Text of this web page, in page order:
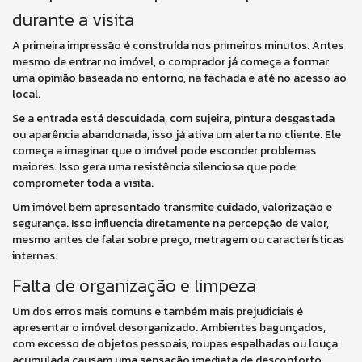
durante a visita
A primeira impressão é construída nos primeiros minutos. Antes
mesmo de entrar no imóvel, o comprador já começa a formar
uma opinião baseada no entorno, na fachada e até no acesso ao
local.
Se a entrada está descuidada, com sujeira, pintura desgastada
ou aparência abandonada, isso já ativa um alerta no cliente. Ele
começa a imaginar que o imóvel pode esconder problemas
maiores. Isso gera uma resistência silenciosa que pode
comprometer toda a visita.
Um imóvel bem apresentado transmite cuidado, valorização e
segurança. Isso influencia diretamente na percepção de valor,
mesmo antes de falar sobre preço, metragem ou características
internas.
Falta de organização e limpeza
Um dos erros mais comuns e também mais prejudiciais é
apresentar o imóvel desorganizado. Ambientes bagunçados,
com excesso de objetos pessoais, roupas espalhadas ou louça